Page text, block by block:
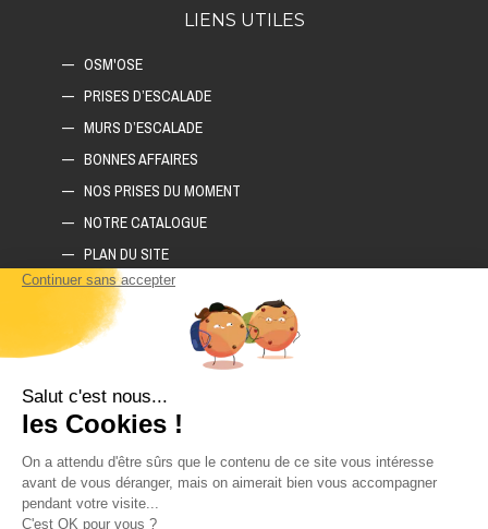
LIENS UTILES
OSM'OSE
PRISES D’ESCALADE
MURS D’ESCALADE
BONNES AFFAIRES
NOS PRISES DU MOMENT
NOTRE CATALOGUE
PLAN DU SITE
COMMENT CONSTRUIRE SON MUR D'ESCALADE ?
COMMENT CHOISIR SON TAPIS D'ESCALADE ?
COMMENT CHOISIR SES PRISES D'ESCALADE ?
LIVRAISON ET RETOURS